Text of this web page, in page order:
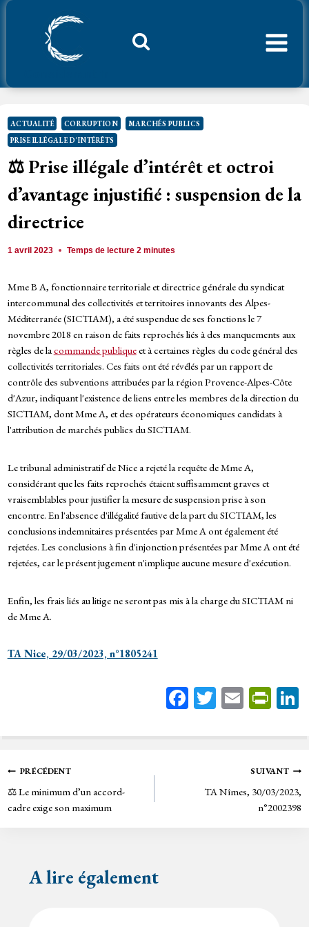
Aller
ACTUALITÉ CORRUPTION
MARCHÉS PUBLICS
PRISE ILLÉGALE D'INTÉRÊTS
⚖️ Prise illégale d’intérêt et octroi
d’avantage injustifié : suspension de la
directrice
1 avril 2023 Temps de lecture2 minutes
Mme B A, fonctionnaire territoriale et directrice générale du syndicat
intercommunal des collectivités et territoires innovants des Alpes-
Méditerranée (SICTIAM), a été suspendue de ses fonctions le 7
novembre 2018 en raison de faits reprochés liés à des manquements aux
règles de lacommande publiqueet à certaines règles du code général des
collectivités territoriales. Ces faits ont été révélés par un rapport de
contrôle des subventions attribuées par la région Provence-Alpes-Côte
d'Azur, indiquant l'existence de liens entre les membres de la direction du
SICTIAM, dont Mme A, et des opérateurs économiques candidats à
l'attribution de marchés publics du SICTIAM.
Le tribunal administratif de Nice a rejeté la requête de Mme A,
considérant que les faits reprochés étaient suffisamment graves et
vraisemblables pour justifier la mesure de suspension prise à son
encontre. En l'absence d'illégalité fautive de la part du SICTIAM, les
conclusions indemnitaires présentées par Mme A ont également été
rejetées. Les conclusions à fin d'injonction présentées par Mme A ont été
rejetées, car le présent jugement n'implique aucune mesure d'exécution.
Enfin, les frais liés au litige ne seront pas mis à la charge du SICTIAM ni
de Mme A.
TA Nice, 29/03/2023, n°1805241
Fa
bo
T
tt
E
ail
Pr
tF
rie
n
dl
Navigation
de
PRÉCÉDENT
⚖️ Le minimum d’un accord-
cadre exige son maximum
SUIVANT
TA Nîmes, 30/03/2023,
n°2002398
A lire également